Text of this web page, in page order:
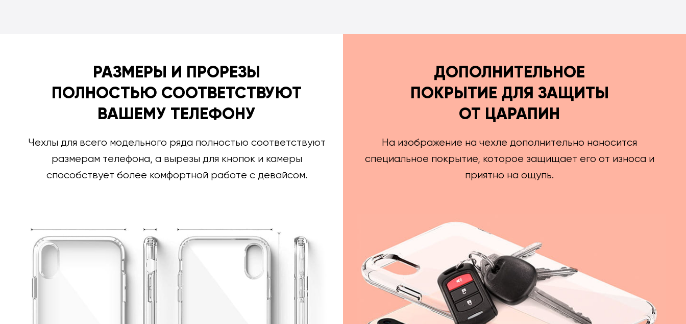
РАЗМЕРЫ И ПРОРЕЗЫ
ПОЛНОСТЬЮ СООТВЕТСТВУЮТ
ВАШЕМУ ТЕЛЕФОНУ
Чехлы для всего модельного ряда полностью соответствуют
размерам телефона, а вырезы для кнопок и камеры
способствует более комфортной работе с девайсом.
ДОПОЛНИТЕЛЬНОЕ
ПОКРЫТИЕ ДЛЯ ЗАЩИТЫ
ОТ ЦАРАПИН
На изображение на чехле дополнительно наносится
специальное покрытие, которое защищает его от износа и
приятно на ощупь.